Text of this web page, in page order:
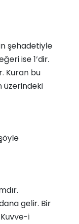
şehadetiyle
ise 1’dir.
Kuran bu
üzerindeki
gelir. Bir
i